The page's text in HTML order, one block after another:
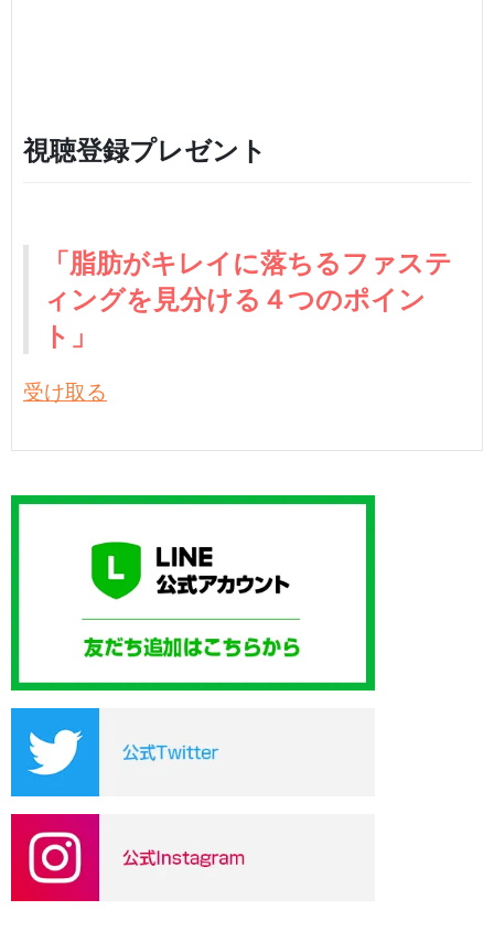
視聴登録プレゼント
「脂肪がキレイに落ちるファステ
ィングを見分ける４つのポイン
ト」
受け取る